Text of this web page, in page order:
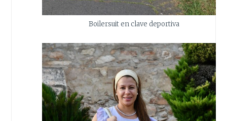
Boilersuit en clave deportiva